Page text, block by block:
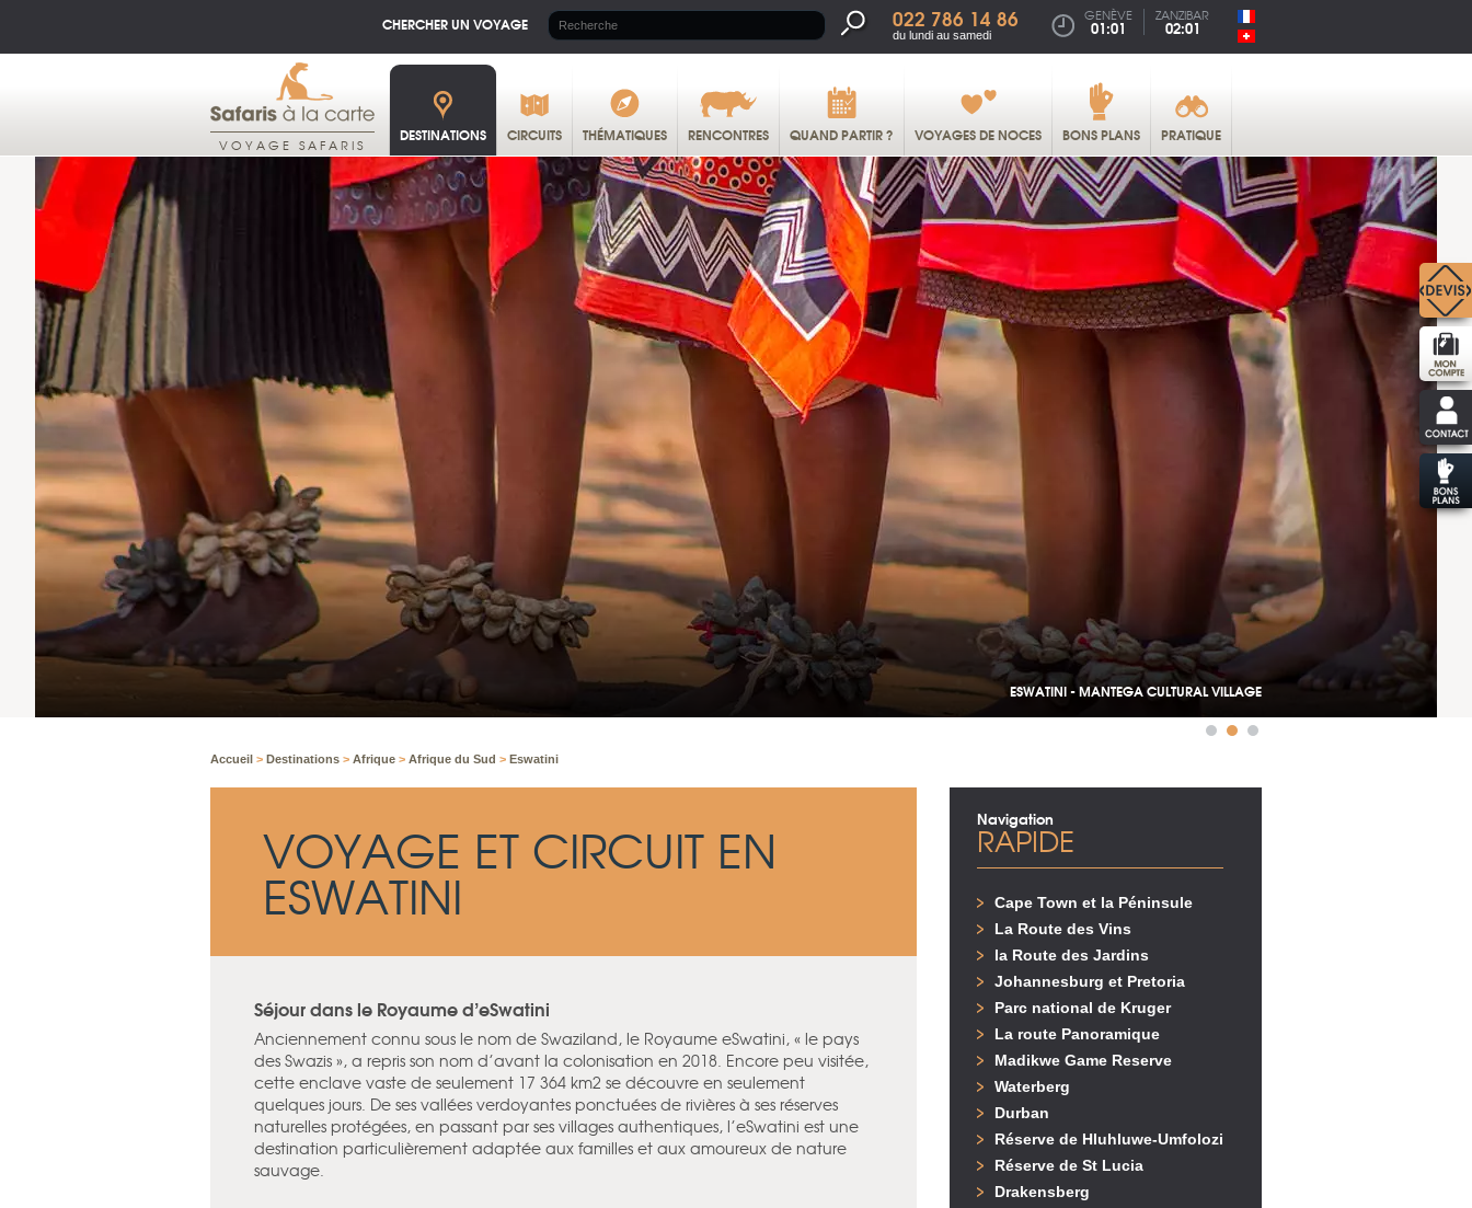
CHERCHER UN VOYAGE 022 786 14 86
du lundi au samedi
GENÈVE
01:01
ZANZIBAR
02:01
VOYAGE SAFARIS DESTINATIONS CIRCUITS THÉMATIQUES RENCONTRES QUAND PARTIR ? VOYAGES DE NOCES BONS PLANS PRATIQUE
ESWATINI - MANTEGA CULTURAL VILLAGE
Accueil > Destinations > Afrique > Afrique du Sud > Eswatini
VOYAGE ET CIRCUIT EN
ESWATINI
Séjour dans le Royaume d’eSwatini
Anciennement connu sous le nom de Swaziland, le Royaume eSwatini, « le pays
des Swazis », a repris son nom d’avant la colonisation en 2018. Encore peu visitée,
cette enclave vaste de seulement 17 364 km2 se découvre en seulement
quelques jours. De ses vallées verdoyantes ponctuées de rivières à ses réserves
naturelles protégées, en passant par ses villages authentiques, l’eSwatini est une
destination particulièrement adaptée aux familles et aux amoureux de nature
sauvage.
Navigation
RAPIDE
Cape Town et la Péninsule
La Route des Vins
la Route des Jardins
Johannesburg et Pretoria
Parc national de Kruger
La route Panoramique
Madikwe Game Reserve
Waterberg
Durban
Réserve de Hluhluwe-Umfolozi
Réserve de St Lucia
Drakensberg